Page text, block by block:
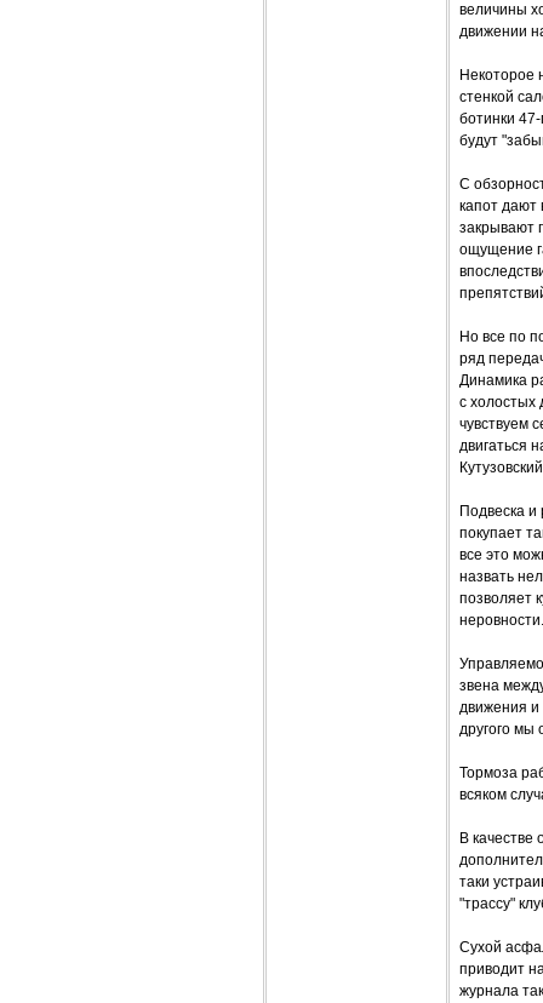
величины
движении
Некоторое
стенкой
ботинки
будут
С
капот дают
закрывают
ощущение
Но все по
ряд
Динамика
с холостых
чувствуем
двигаться
Подвеска и
покупает
все это
назвать
позволяет
неровности.
звена
движения и
другого мы
Тормоза
всяком
В качестве
таки
"трассу"
Сухой
приводит
журнала